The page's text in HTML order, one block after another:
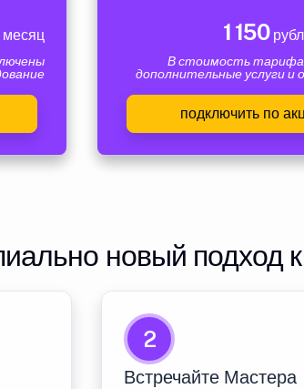
1 150
В стоимость тарифа
дополнительные услуги и
подключить по
новый подход
2
Встречайте Мастера